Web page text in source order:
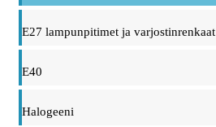
E27 lampunpitimet ja varjostinrenkaat
E40
Halogeeni